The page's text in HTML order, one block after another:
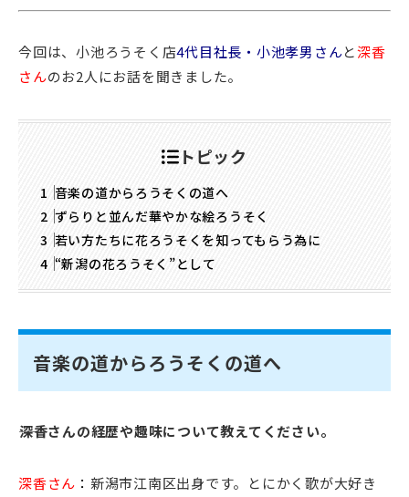
今回は、小池ろうそく店4代目社長・小池孝男さんと深香
さんのお2人にお話を聞きました。
トピック
音楽の道からろうそくの道へ
ずらりと並んだ華やかな絵ろうそく
若い方たちに花ろうそくを知ってもらう為に
“新潟の花ろうそく”として
音楽の道からろうそくの道へ
――深香さんの経歴や趣味について教えてください。
深香さん ： 新潟市江南区出身です。とにかく歌が大好き